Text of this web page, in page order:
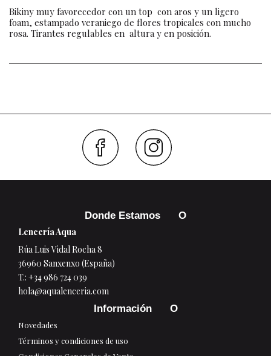
Bikiny muy favorecedor con un top con aros y un ligero
foam, estampado veraniego de flores tropicales con mucho
rosa. Tirantes regulables en altura y en posición.
Donde Estamos
Lencería Aqua
Rúa Luis Vidal Rocha 8
36960 Sanxenxo (España)
T.: +34 986 724 039
hola@aqualenceria.com
Información
Novedades
Términos y condiciones de uso